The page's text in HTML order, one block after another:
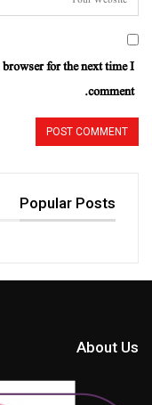
browser for the next time I
comment.
Popular Posts
About Us